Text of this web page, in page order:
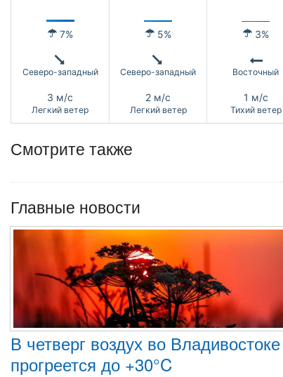
7% 5% 3%
Северо-западный Северо-западный Восточный
3 м/с
Легкий ветер
2 м/с
Легкий ветер
1 м/с
Тихий ветер
Смотрите также
Главные новости
В четверг воздух во Владивостоке
прогреется до +30°C